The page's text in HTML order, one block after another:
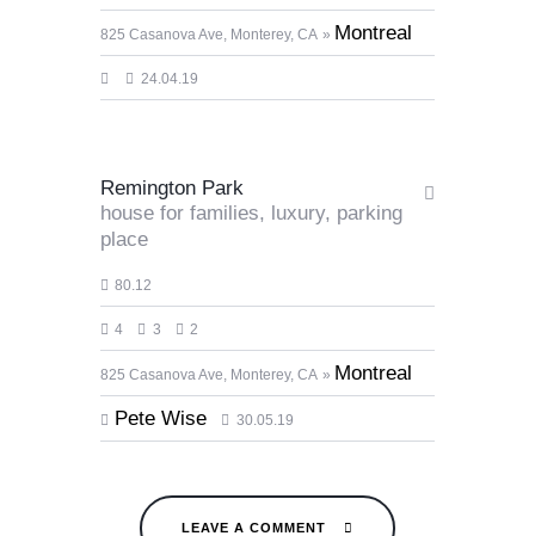
825 Casanova Ave, Monterey, CA Montreal
24.04.19
1 800 000
$50.000/square m
Remington Park
house for families, luxury, parking
place
80.12
4 3 2
825 Casanova Ave, Monterey, CA
Montreal
Pete Wise
30.05.19
LEAVE A COMMENT